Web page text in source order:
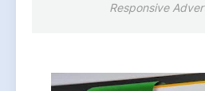
Responsive